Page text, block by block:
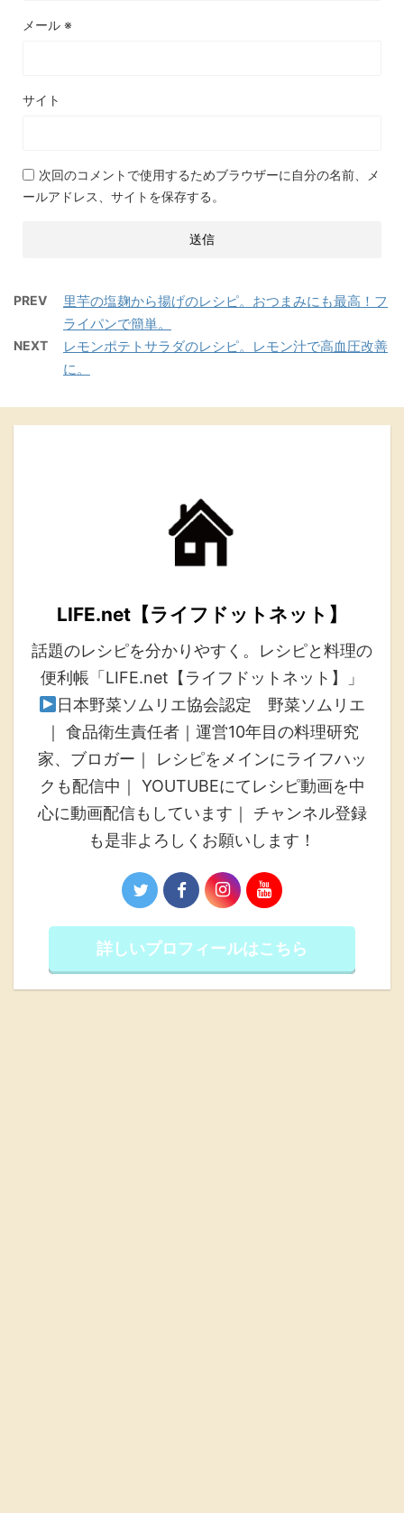
メール ※
サイト
次回のコメントで使用するためブラウザーに自分の名前、メ
ールアドレス、サイトを保存する。
PREV
里芋の塩麹から揚げのレシピ。おつまみにも最高！フ
ライパンで簡単。
NEXT
レモンポテトサラダのレシピ。レモン汁で高血圧改善
に。
LIFE.net【ライフドットネット】
話題のレシピを分かりやすく。レシピと料理の
便利帳「LIFE.net【ライフドットネット】」
日本野菜ソムリエ協会認定 野菜ソムリエ
｜ 食品衛生責任者｜運営10年目の料理研究
家、ブロガー｜ レシピをメインにライフハッ
クも配信中｜ YOUTUBEにてレシピ動画を中
心に動画配信もしています｜ チャンネル登録
も是非よろしくお願いします！
詳しいプロフィールはこちら